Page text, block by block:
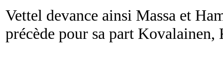
Vettel devance ainsi Massa et
précède pour sa part